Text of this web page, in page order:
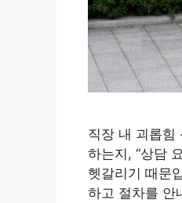
직장 내 괴롭힘
하는지, “상담
헷갈리기 때문
하고 절차를 안